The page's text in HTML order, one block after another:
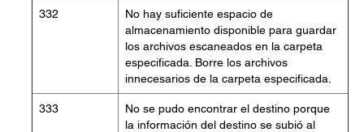
332
No hay suficiente espacio de
almacenamiento disponible para guardar
los archivos escaneados en la carpeta
especificada. Borre los archivos
innecesarios de la carpeta especificada.
333
No se pudo encontrar el destino porque
la información del destino se subió al